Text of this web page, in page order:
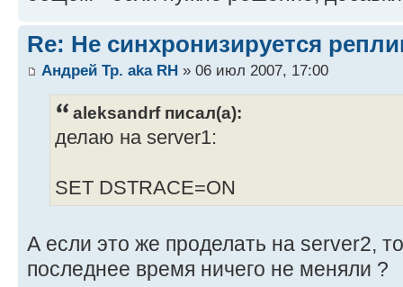
Re: Не синхронизируется
Андрей Тр. aka RH » 06 июл 2007, 17:00
aleksandrf писал(а):
делаю на server1:
SET DSTRACE=ON
А если это же проделать на server2,
последнее время ничего не меняли ?